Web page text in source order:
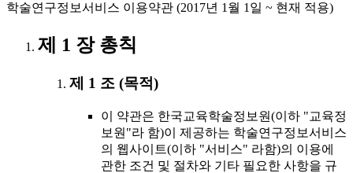
학술연구정보서비스 이용약관 (2017년 1월 1일 ~ 현재 적용)
제 1 장 총칙
제 1 조 (목적)
이 약관은 한국교육학술정보원(이하 "교육정
보원"라 함)이 제공하는 학술연구정보서비스
의 웹사이트(이하 "서비스" 라함)의 이용에
관한 조건 및 절차와 기타 필요한 사항을 규